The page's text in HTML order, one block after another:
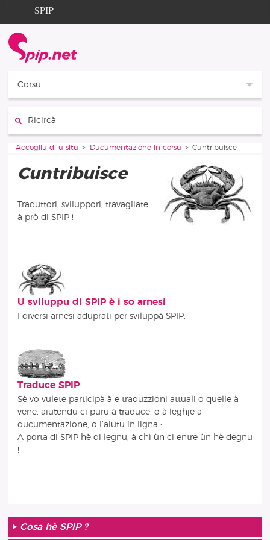
Aller au contenu
Aller à la navigation
SPIP
Documentation
Contribution
Corsu
Vous êtes ici :
Accogliu di u situ Ducumentazione in corsu Cuntribuisce
Cuntribuisce
Traduttori, sviluppori, travagliate
à prò di SPIP !
U sviluppu di SPIP è i so arnesi
I diversi arnesi aduprati per sviluppà SPIP.
Traduce SPIP
Sè vo vulete participà à e traduzzioni attuali o quelle à
vene, aiutendu ci puru à traduce, o à leghje a
ducumentazione, o l’aiutu in ligna :
A porta di SPIP hè di legnu, à chì ùn ci entre ùn hè degnu
!
Cosa hè SPIP ?